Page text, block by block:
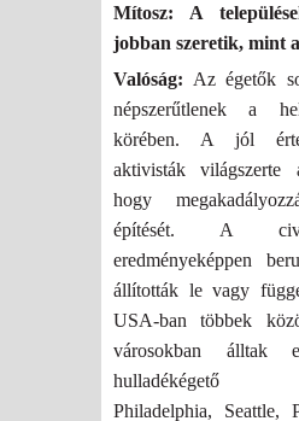
Mítosz: A
jobban szeretik, mint
Valóság: Az égetők
népszerűtlenek a
körében. A jól
aktivisták világszerte
hogy
építését. A
eredményeképpen
állították le vagy
USA-ban többek
városokban álltak
hulladékégető
Philadelphia, Seattle,